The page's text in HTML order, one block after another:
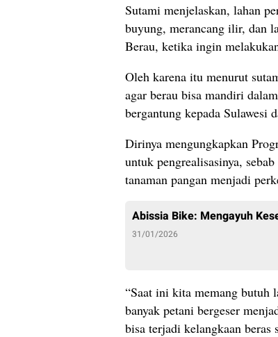
Sutami menjelaskan, lahan
buyung, merancang ilir, dan
Berau, ketika ingin
Oleh karena itu menurut
agar berau bisa mandiri
bergantung kepada Sulawesi
Dirinya mengungkapkan
untuk pengrealisasinya,
tanaman pangan menjadi
Abissia Bike: Mengayuh
31/01/2026
“Saat ini kita memang butuh
banyak petani bergeser
bisa terjadi kelangkaan beras